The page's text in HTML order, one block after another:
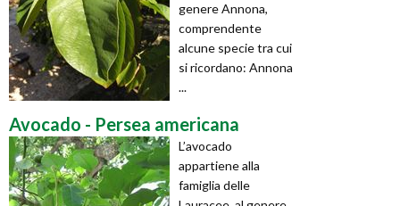
genere Annona,
comprendente
alcune specie tra cui
si ricordano: Annona
...
Avocado - Persea americana
L’avocado
appartiene alla
famiglia delle